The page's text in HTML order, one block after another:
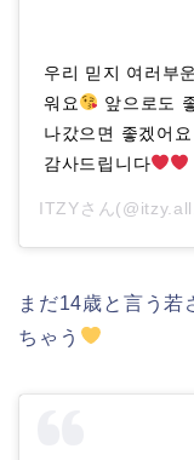
우리 믿지 여러부
워요
앞으로도
나갔으면 좋겠어
감사드립니다
ITZYさん
まだ14歳と言う若
ちゃう